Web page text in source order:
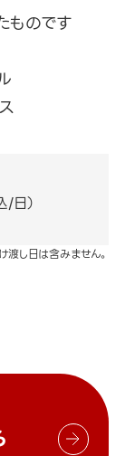
ものです
/日）
し日は含みません。